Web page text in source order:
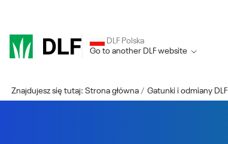
DLF Polska
Go to another DLF website
Znajdujesz się tutaj:Strona główna Gatunki i odmiany DLF